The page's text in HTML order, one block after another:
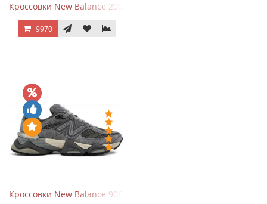
Кроссовки New Balance 2002R Protection Pack Grey
9970
Кроссовки New Balance 9060 x Joe Freshgoods Dark Grey